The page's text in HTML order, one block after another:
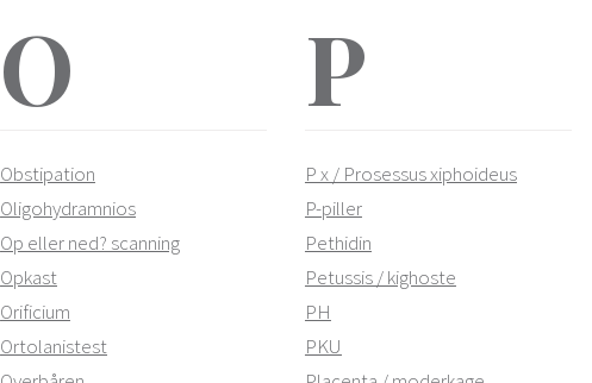
O
Obstipation
Oligohydramnios
Op eller ned? scanning
Opkast
Orificium
Ortolanistest
P
P x / Prosessus xiphoideus
P-piller
Pethidin
Petussis / kighoste
PH
PKU